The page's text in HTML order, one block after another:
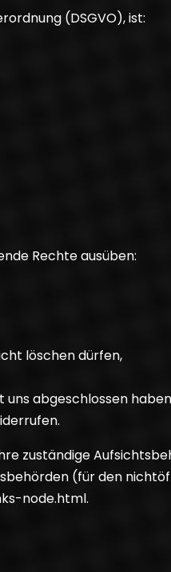
(DSGVO), ist:
Rechte ausüben:
löschen dürfen,
abgeschlossen
zuständige
(für den
node.html.